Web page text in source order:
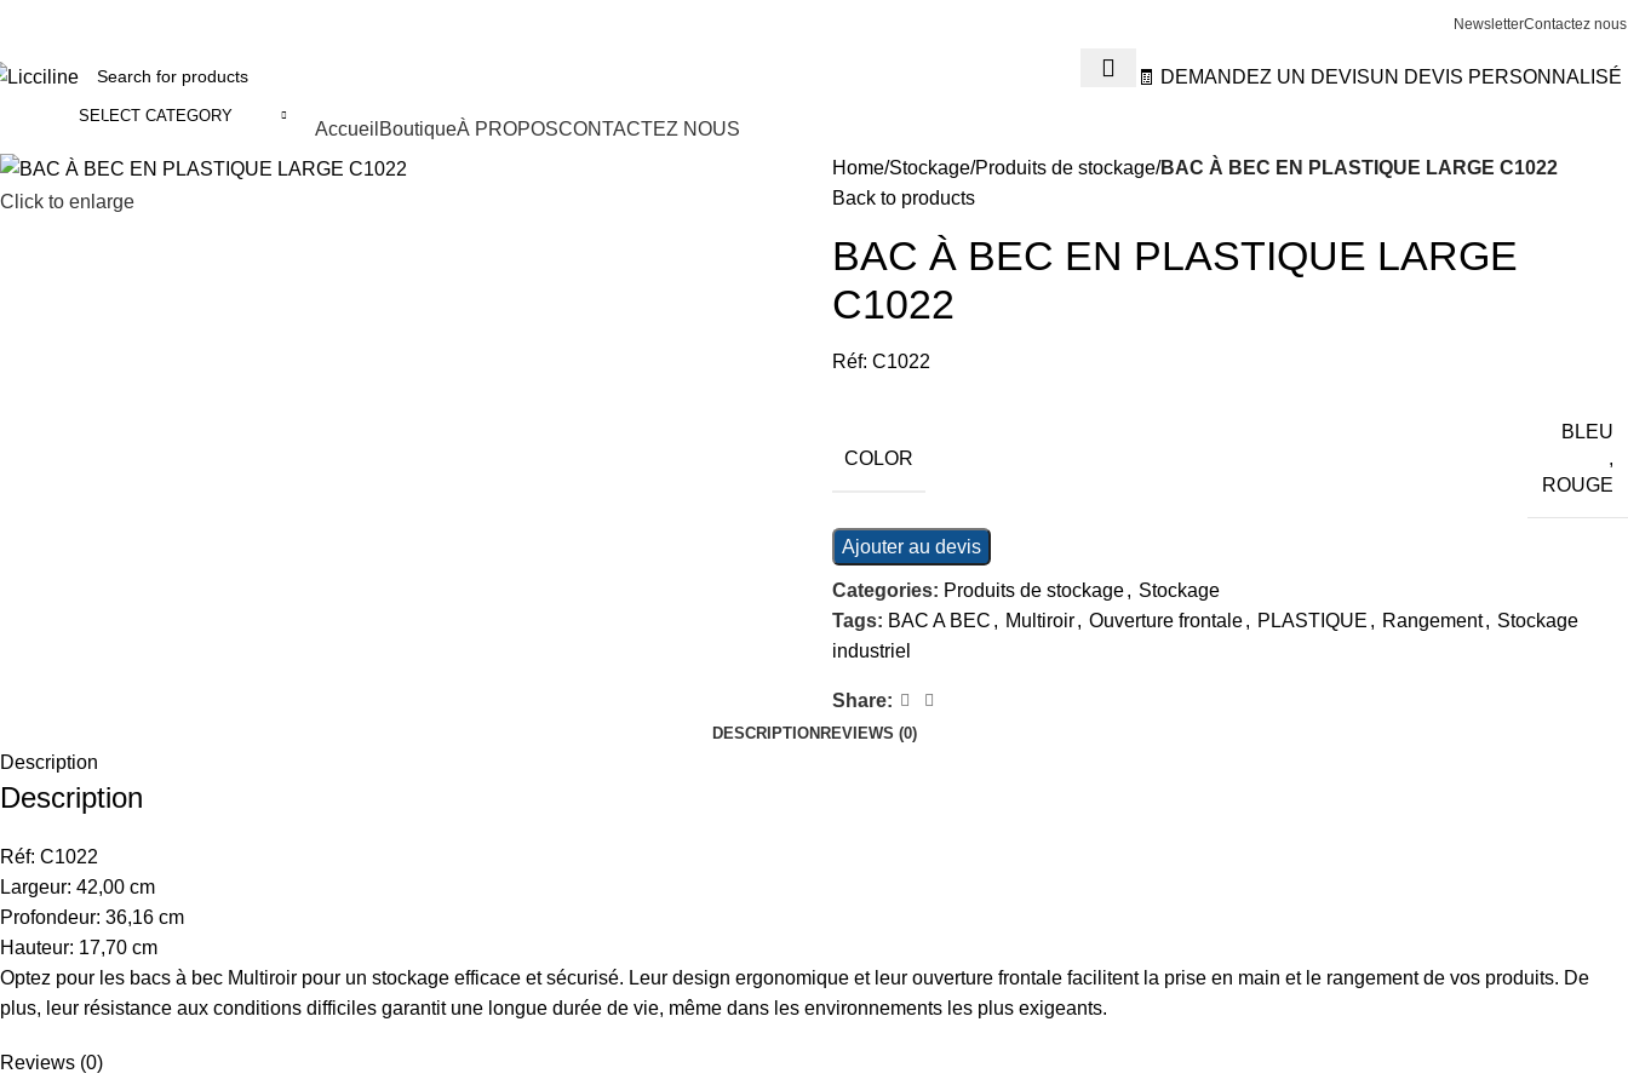
NewsletterContactez nous
SELECT CATEGORY
🧾 DEMANDEZ UN DEVISUN DEVIS PERSONNALISÉ
Categories Accueil BoutiqueÀ PROPOSCONTACTEZ NOUS
Click to enlarge
Home Stockage Produits de stockage BAC À BEC EN PLASTIQUE LARGE C1022
Back to products
BAC À BEC EN PLASTIQUE LARGE
C1022
Réf: C1022
COLOR
BLEU
,
ROUGE
Ajouter au devis
Categories: Produits de stockage, Stockage
Tags: BAC A BEC , Multiroir, Ouverture frontale, PLASTIQUE , Rangement, Stockage
industriel
Share:
DESCRIPTION REVIEWS (0)
Description
Description
Réf: C1022
Largeur: 42,00 cm
Profondeur: 36,16 cm
Hauteur: 17,70 cm
Optez pour les bacs à bec Multiroir pour un stockage efficace et sécurisé. Leur design ergonomique et leur ouverture frontale facilitent la prise en main et le rangement de vos produits. De
plus, leur résistance aux conditions difficiles garantit une longue durée de vie, même dans les environnements les plus exigeants.
Reviews (0)